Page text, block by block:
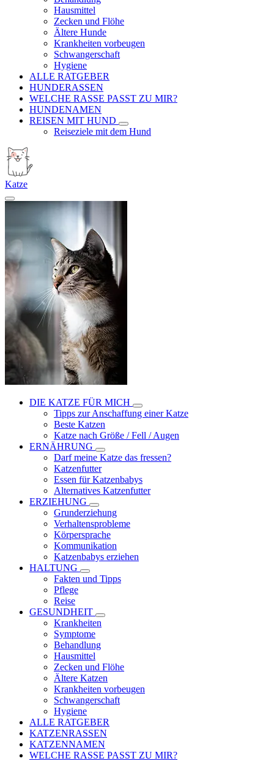
Hausmittel
Zecken und Flöhe
Ältere Hunde
Krankheiten vorbeugen
Schwangerschaft
Hygiene
ALLE RATGEBER
HUNDERASSEN
WELCHE RASSE PASST ZU MIR?
HUNDENAMEN
REISEN MIT HUND
Reiseziele mit dem Hund
Katze
DIE KATZE FÜR MICH
Tipps zur Anschaffung einer Katze
Beste Katzen
Katze nach Größe / Fell / Augen
ERNÄHRUNG
Darf meine Katze das fressen?
Katzenfutter
Essen für Katzenbabys
Alternatives Katzenfutter
ERZIEHUNG
Grunderziehung
Verhaltensprobleme
Körpersprache
Kommunikation
Katzenbabys erziehen
HALTUNG
Fakten und Tipps
Pflege
Reise
GESUNDHEIT
Krankheiten
Symptome
Behandlung
Hausmittel
Zecken und Flöhe
Ältere Katzen
Krankheiten vorbeugen
Schwangerschaft
Hygiene
ALLE RATGEBER
KATZENRASSEN
KATZENNAMEN
WELCHE RASSE PASST ZU MIR?